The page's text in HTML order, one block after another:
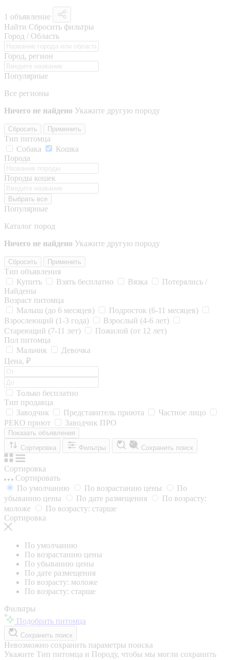
1 объявление
Найти Сбросить фильтры
Город / Область
Город, регион
Популярные
Все регионы
Ничего не найдено Укажите другую породу
Сбросить Применить
Тип питомца
Собака
Кошка
Порода
Породы кошек
Выбрать все
Популярные
Каталог пород
Ничего не найдено Укажите другую породу
Сбросить Применить
Тип объявления
Купить
Взять бесплатно Вязка
Потерялись /
Найдены
Возраст питомца
Малыш (до 6 месяцев)
Подросток (6-11 месяцев)
Взрослеющий (1-3 года)
Взрослый (4-6 лет)
Стареющий (7-11 лет)
Пожилой (от 12 лет)
Пол питомца
Мальчик
Девочка
Цена, ₽
Только бесплатно
Тип продавца
Заводчик
Представитель приюта
Частное лицо
РЕКО приют
Заводчик ПРО
Показать объявления
Сортировка
Фильтры Сохранить поиск
Сортировка
Сортировать
По умолчанию
По возрастанию цены
По
убыванию цены
По дате размещения
По возрасту:
моложе
По возрасту: старше
Сортировка
По умолчанию
По возрастанию цены
По убыванию цены
По дате размещения
По возрасту: моложе
По возрасту: старше
Фильтры
Подобрать питомца
Сохранить поиск
Невозможно сохранить параметры поиска
Укажите Тип питомца и Породу, чтобы мы могли сохранить